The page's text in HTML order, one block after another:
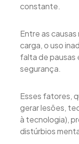
constante.
Entre as
carga, o uso
falta de pausas
segurança.
Esses fatores,
gerar lesões,
à tecnologia),
distúrbios